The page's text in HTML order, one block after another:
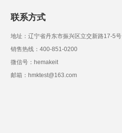
联系方式
地址：辽宁省丹东市振兴区立交新路17-5号
销售热线：400-851-0200
微信号：hemakeit
邮箱：hmktest@163.com